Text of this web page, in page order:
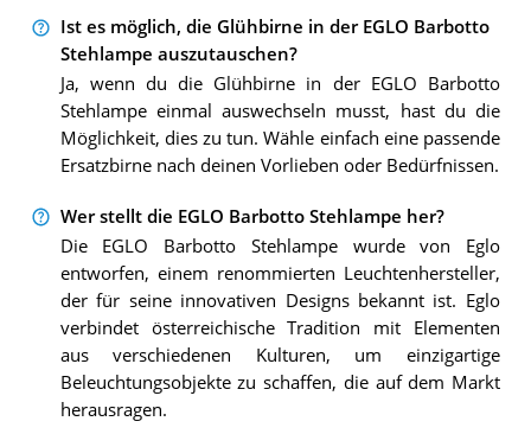
Ist es möglich, die Glühbirne in der EGLO Barbotto
Stehlampe auszutauschen?
Ja, wenn du die Glühbirne in der EGLO Barbotto
Stehlampe einmal auswechseln musst, hast du die
Möglichkeit, dies zu tun. Wähle einfach eine passende
Ersatzbirne nach deinen Vorlieben oder Bedürfnissen.
Wer stellt die EGLO Barbotto Stehlampe her?
Die EGLO Barbotto Stehlampe wurde von Eglo
entworfen, einem renommierten Leuchtenhersteller,
der für seine innovativen Designs bekannt ist. Eglo
verbindet österreichische Tradition mit Elementen
aus verschiedenen Kulturen, um einzigartige
Beleuchtungsobjekte zu schaffen, die auf dem Markt
herausragen.